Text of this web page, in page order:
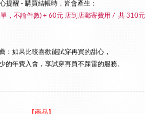
提醒 - 購買結帳時，皆會產生：
，不論件數) + 60元 店到店郵寄費用 / 共 310元
：如果比較喜歡能試穿再買的甜心，
的年費入會，享試穿再買不踩雷的服務。